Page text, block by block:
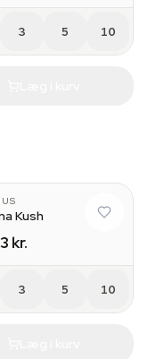
3 5 10
Kush
kr.
3 5 10